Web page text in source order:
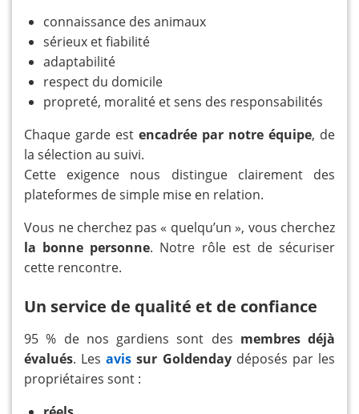
connaissance des animaux
sérieux et fiabilité
adaptabilité
respect du domicile
propreté, moralité et sens des responsabilités
Chaque garde est encadrée par notre équipe, de
la sélection au suivi.
Cette exigence nous distingue clairement des
plateformes de simple mise en relation.
Vous ne cherchez pas « quelqu’un », vous cherchez
la bonne personne. Notre rôle est de sécuriser
cette rencontre.
Un service de qualité et de confiance
95 % de nos gardiens sont des membres déjà
évalués. Lesavis sur Goldendaydéposés par les
propriétaires sont :